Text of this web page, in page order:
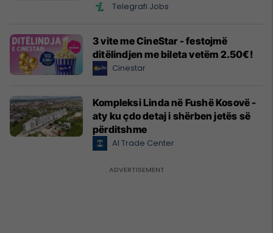
Telegrafi Jobs
3 vite me CineStar - festojmë
ditëlindjen me bileta vetëm 2.50€!
Cinestar
Kompleksi Linda në Fushë Kosovë -
aty ku çdo detaj i shërben jetës së
përditshme
Al Trade Center